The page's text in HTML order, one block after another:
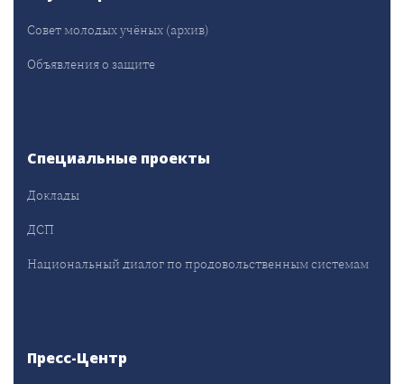
Совет молодых учёных (архив)
Объявления о защите
Специальные проекты
Доклады
ДСП
Национальный диалог по продовольственным системам
Пресс-Центр